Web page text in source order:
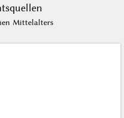
Mittelalters